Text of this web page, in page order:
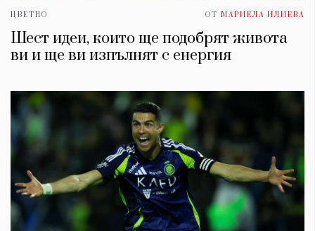
ЦВЕТНО ОТ МАРИЕЛА ИЛИЕВА
Шест идеи, които ще подобрят живота
ви и ще ви изпълнят с енергия